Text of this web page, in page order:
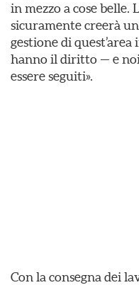
in mezzo a cose belle.
sicuramente creerà
gestione di
hanno il diritto — e
essere seguiti».
Con la consegna dei